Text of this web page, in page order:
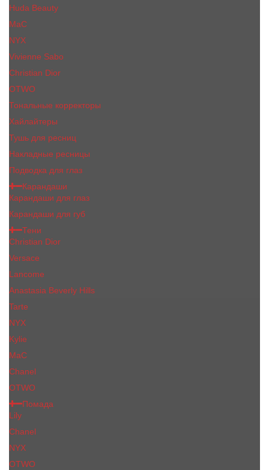
Huda Beauty
МаС
NYX
Vivienne Sabo
Сhristiаn Diоr
OTWO
Тональные корректоры
Хайлайтеры
Тушь для ресниц
Накладные ресницы
Подводка для глаз
Карандаши
Карандаши для глаз
Карандаши для губ
Тени
Christian Dior
Versace
Lancome
Anastasia Beverly Hills
Tarte
NYX
Kylie
MaC
Сhanеl
OTWO
Помада
Lily
Chanel
NYX
OTWO